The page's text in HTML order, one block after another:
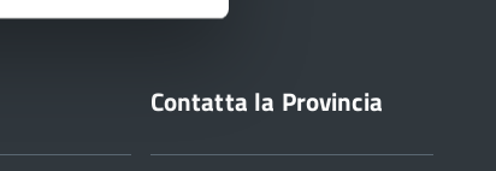
Contatta la Provincia